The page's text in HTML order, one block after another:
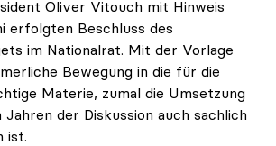
Oliver Vitouch mit Hinweis
erfolgten Beschluss des
im Nationalrat. Mit der Vorlage
Bewegung in die für die
Materie, zumal die Umsetzung
der Diskussion auch sachlich
ist.